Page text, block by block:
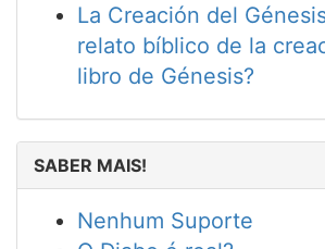
La Creación del
relato bíblico de la
libro de Génesis?
SABER MAIS!
Nenhum Suporte